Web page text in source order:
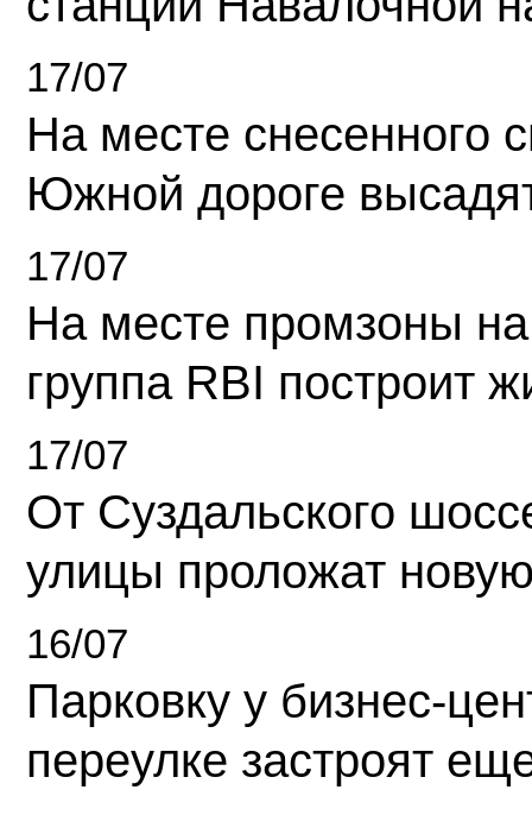
17/07
На месте снесенного
Южной дороге
17/07
На месте промзоны
группа RBI построит
17/07
От Суздальского
улицы проложат
16/07
Парковку у бизнес-
переулке застроят